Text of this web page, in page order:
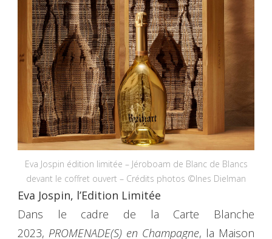
Eva Jospin édition limitée – Jéroboam de Blanc de Blancs
devant le coffret ouvert – Crédits photos ©Ines Dielman
Eva Jospin, l’Edition Limitée
Dans le cadre de la Carte Blanche
2023, PROMENADE(S) en Champagne, la Maison